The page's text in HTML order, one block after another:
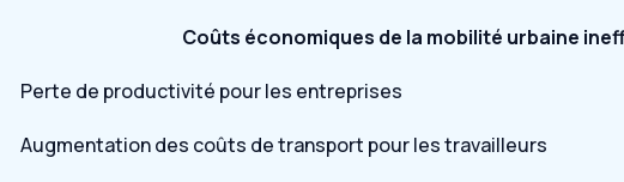
Coûts économiques de la mobilité urbaine
Perte de productivité pour les entreprises
Augmentation des coûts de transport pour les travailleurs